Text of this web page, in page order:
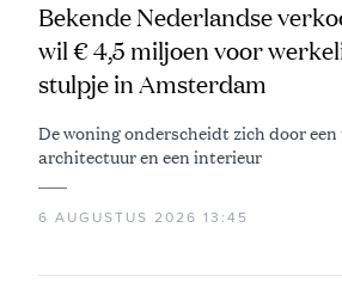
Bekende Nederlandse
wil € 4,5 miljoen voor
stulpje in Amsterdam
De woning onderscheidt zich door
architectuur en een interieur
6 AUGUSTUS 2026 13:45